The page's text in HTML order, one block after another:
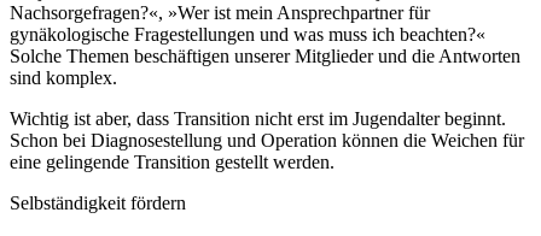
Nachsorgefragen?«, »Wer ist mein Ansprechpartner für
gynäkologische Fragestellungen und was muss ich beachten?«
Solche Themen beschäftigen unserer Mitglieder und die Antworten
sind komplex.
Wichtig ist aber, dass Transition nicht erst im Jugendalter beginnt.
Schon bei Diagnosestellung und Operation können die Weichen für
eine gelingende Transition gestellt werden.
Selbständigkeit fördern